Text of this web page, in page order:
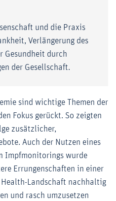
und die Praxis
Verlängerung des
Gesundheit durch
der Gesellschaft.
sind wichtige Themen der
Fokus gerückt. So zeigten
zusätzlicher,
Auch der Nutzen eines
Impfmonitorings wurde
Errungenschaften in einer
Landschaft nachhaltig
und rasch umzusetzen